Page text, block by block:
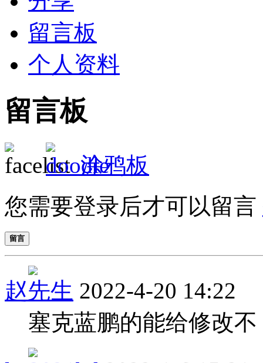
留言板
个人资料
留言板
涂鸦板
您需要登录后才可以留言
留言
赵先生 2022-4-20 14:22
塞克蓝鹏的能给修改不